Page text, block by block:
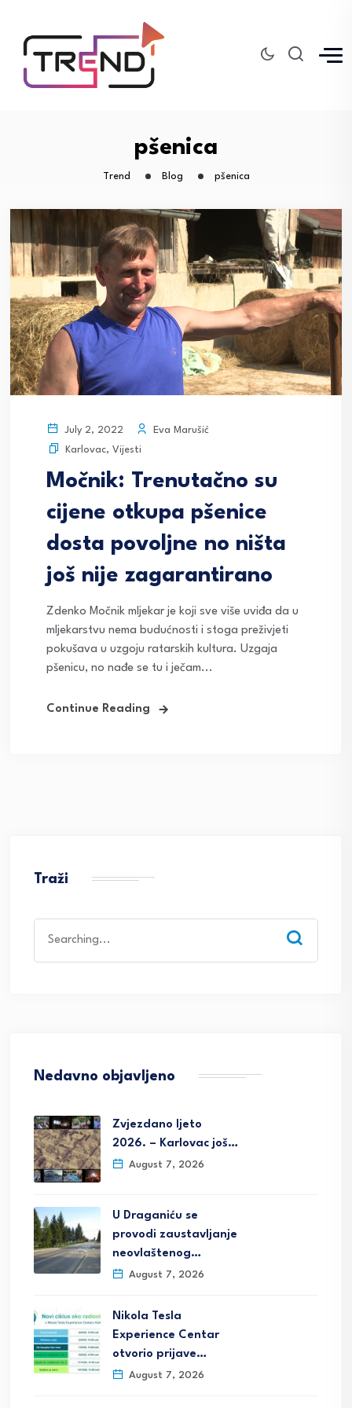
pšenica
Trend Blog pšenica
July 2, 2022
Eva Marušić
Karlovac, Vijesti
Močnik: Trenutačno su
cijene otkupa pšenice
dosta povoljne no ništa
još nije zagarantirano
Zdenko Močnik mljekar je koji sve više uviđa da u
mljekarstvu nema budućnosti i stoga preživjeti
pokušava u uzgoju ratarskih kultura. Uzgaja
pšenicu, no nađe se tu i ječam...
Continue Reading
Traži
for:
Nedavno objavljeno
Zvjezdano ljeto
2026. – Karlovac još…
August 7, 2026
U Draganiću se
provodi zaustavljanje
neovlaštenog…
August 7, 2026
Nikola Tesla
Experience Centar
otvorio prijave…
August 7, 2026